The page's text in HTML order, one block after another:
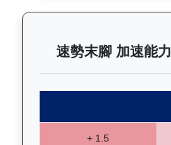
速勢末腳 加速能力
+ 1.5